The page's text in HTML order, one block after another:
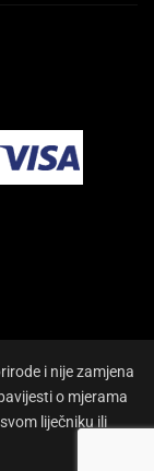
i nije zamjena
o mjerama
liječniku ili